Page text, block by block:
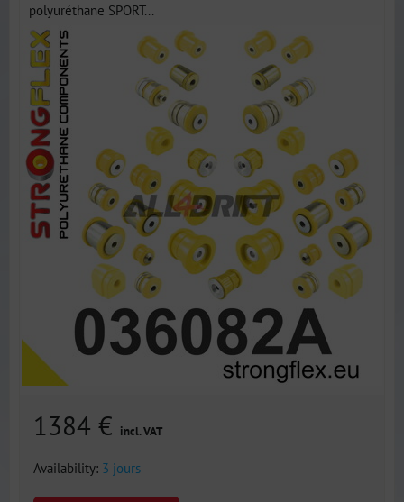
polyuréthane SPORT...
1384 € incl. VAT
Availability: 3 jours